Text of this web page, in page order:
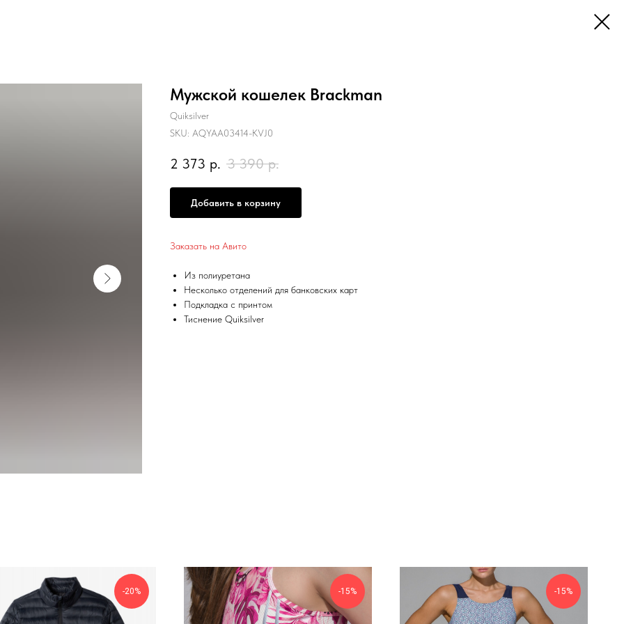
Мужской кошелек Brackman
Quiksilver
SKU: AQYAA03414-KVJ0
2 373 р. 3 390 р.
Добавить в корзину
Заказать на Авито
Из полиуретана
Несколько отделений для банковских карт
Подкладка с принтом
Тиснение Quiksilver
-20% -15% -15%